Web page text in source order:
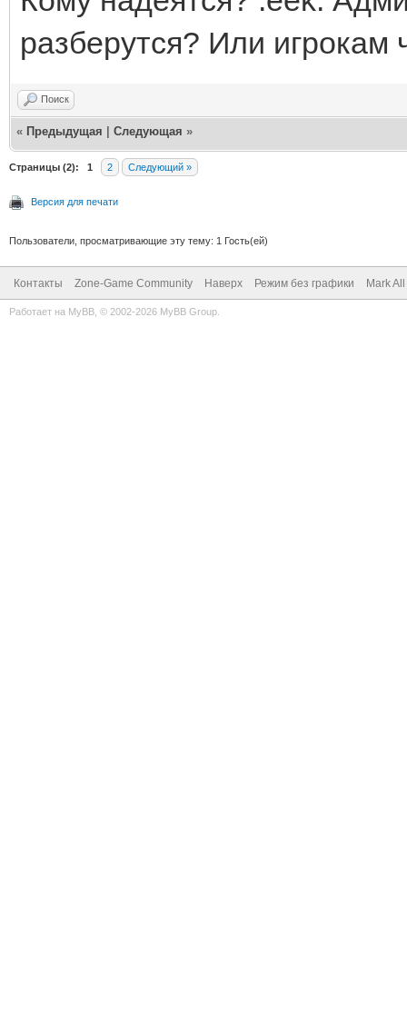
разберутся? Или
Поиск
« Предыдущая Следующая »
Страницы (2): 1 2 Следующий »
Версия для печати
Пользователи, просматривающие эту тему: 1 Гость(ей)
Контакты Zone-Game Community Наверх Режим без графики Mark
Работает на MyBB , © 2002-2026 MyBB Group